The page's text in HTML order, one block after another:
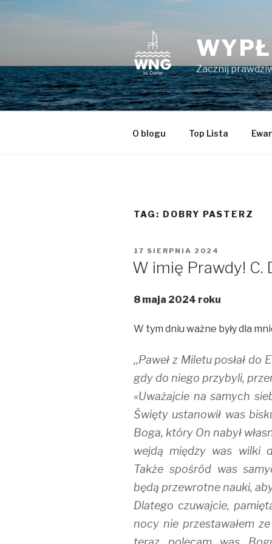
Zacznij
O blogu Top Lista
TAG: DOBRY PASTERZ
OPUBLIKOWANE
17 SIERPNIA 2024
W imię Prawdy! C.
8 maja 2024 roku
W tym dniu ważne były dla
,,Paweł z Miletu posłał do
gdy do niego przybyli,
«Uważajcie na samych
Święty ustanowił was
Boga, który On nabył
wejdą między was wilki
Także spośród was
będą przewrotne nauki,
Dlatego czuwajcie,
nocy nie przestawałem